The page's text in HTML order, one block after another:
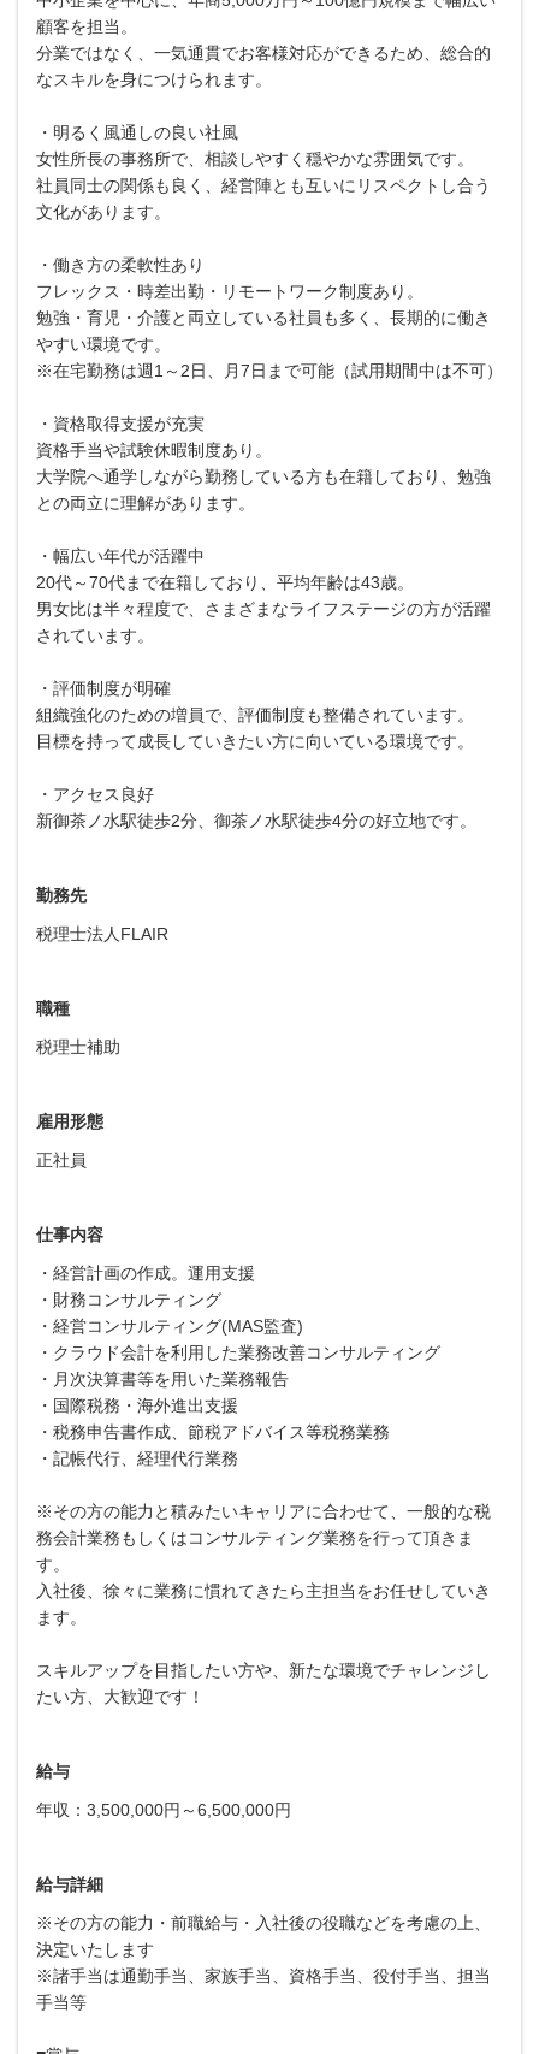
顧客を担当。
分業ではなく、一気通貫でお客様対応ができるため、総合的
なスキルを身につけられます。
・明るく風通しの良い社風
女性所長の事務所で、相談しやすく穏やかな雰囲気です。
社員同士の関係も良く、経営陣とも互いにリスペクトし合う
文化があります。
・働き方の柔軟性あり
フレックス・時差出勤・リモートワーク制度あり。
勉強・育児・介護と両立している社員も多く、長期的に働き
やすい環境です。
※在宅勤務は週1～2日、月7日まで可能（試用期間中は不可）
・資格取得支援が充実
資格手当や試験休暇制度あり。
大学院へ通学しながら勤務している方も在籍しており、勉強
との両立に理解があります。
・幅広い年代が活躍中
20代～70代まで在籍しており、平均年齢は43歳。
男女比は半々程度で、さまざまなライフステージの方が活躍
されています。
・評価制度が明確
組織強化のための増員で、評価制度も整備されています。
目標を持って成長していきたい方に向いている環境です。
・アクセス良好
新御茶ノ水駅徒歩2分、御茶ノ水駅徒歩4分の好立地です。
勤務先
税理士法人FLAIR
職種
税理士補助
雇用形態
正社員
仕事内容
・経営計画の作成。運用支援
・財務コンサルティング
・経営コンサルティング(MAS監査)
・クラウド会計を利用した業務改善コンサルティング
・月次決算書等を用いた業務報告
・国際税務・海外進出支援
・税務申告書作成、節税アドバイス等税務業務
・記帳代行、経理代行業務
※その方の能力と積みたいキャリアに合わせて、一般的な税
務会計業務もしくはコンサルティング業務を行って頂きま
す。
入社後、徐々に業務に慣れてきたら主担当をお任せしていき
ます。
スキルアップを目指したい方や、新たな環境でチャレンジし
たい方、大歓迎です！
給与
年収：3,500,000円～6,500,000円
給与詳細
※その方の能力・前職給与・入社後の役職などを考慮の上、
決定いたします
※諸手当は通勤手当、家族手当、資格手当、役付手当、担当
手当等